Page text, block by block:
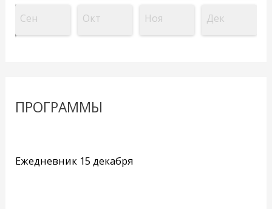
Сен Окт Ноя Дек
ПРОГРАММЫ
Ежедневник 15 декабря